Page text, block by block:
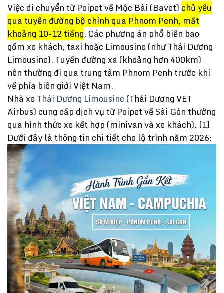
Việc di chuyển từ Poipet về Mộc Bài (Bavet) chủ yếu
qua tuyến đường bộ chính qua Phnom Penh, mất
khoảng 10-12 tiếng. Các phương án phổ biến bao
gồm xe khách, taxi hoặc Limousine (nhưThái Dương
Limousine). Tuyến đường xa (khoảng hơn 400km)
nên thường đi qua trung tâm Phnom Penh trước khi
về phía biên giới Việt Nam.
Nhà xe Thái Dương Limousine (Thái Dương VET
Airbus) cung cấp dịch vụ từ Poipet về Sài Gòn thường
qua hình thức xe kết hợp (minivan và xe khách). [1]
Dưới đây là thông tin chi tiết cho lộ trình năm 2026: